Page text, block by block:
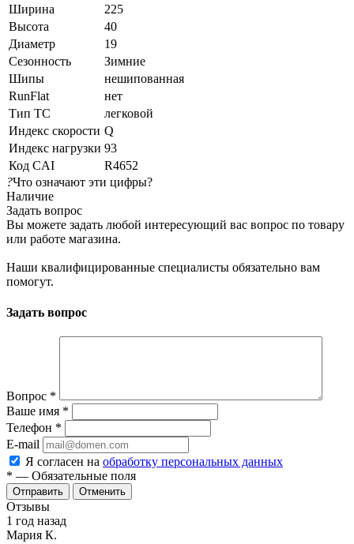
Ширина
225
Высота
40
Диаметр
19
Сезонность
Зимние
Шипы
нешипованная
RunFlat
нет
Тип ТС
легковой
Индекс скорости Q
Индекс нагрузки 93
Код CAI
R4652
?Что означают эти цифры?
Наличие
Задать вопрос
Вы можете задать любой интересующий вас вопрос по товару
или работе магазина.
Наши квалифицированные специалисты обязательно вам
помогут.
Задать вопрос
Вопрос *
Ваше имя *
Телефон *
E-mail
Я согласен на обработку персональных данных
* — Обязательные поля
Отменить
Отзывы
1 год назад
Мария К.